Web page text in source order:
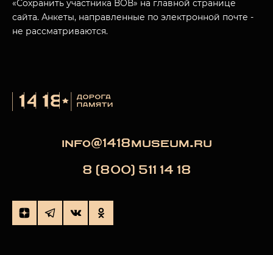
«Сохранить участника ВОВ» на главной странице
сайта. Анкеты, направленные по электронной почте -
не рассматриваются.
info@1418museum.ru
8 (800) 511 14 18